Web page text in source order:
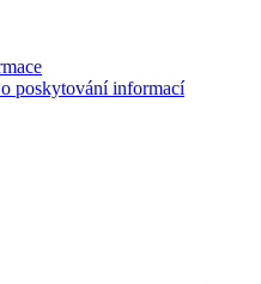
poskytování informací